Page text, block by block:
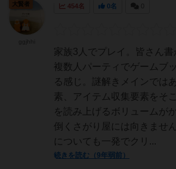
454名 0名
家族3人でプレイ。皆さん書
複数人パーティでゲームブ
る感じ。謎解きメインでは
素、アイテム収集要素をそ
を読み上げるボリュームが
倒くさがり屋には向きませ
についても一発でクリ...
続きを読む（9年弱前）
大賢者